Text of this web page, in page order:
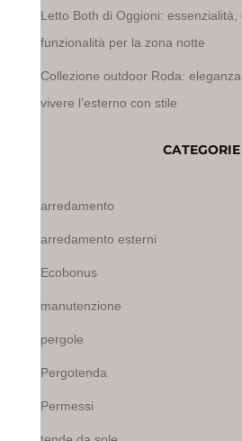
Letto Both di Oggioni: essenzialità,
funzionalità per la zona notte
Collezione outdoor Roda:
vivere l’esterno con stile
CATEGORIE
arredamento
arredamento esterni
Ecobonus
manutenzione
pergole
Pergotenda
Permessi